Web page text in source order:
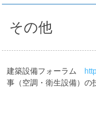
その他
建築設備フォーラム
事（空調・衛生設備）の